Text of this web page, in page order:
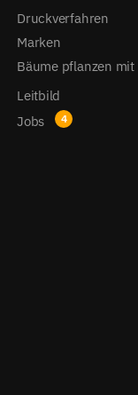
Druckverfahren
Marken
Bäume pflanzen mit
Leitbild
Jobs